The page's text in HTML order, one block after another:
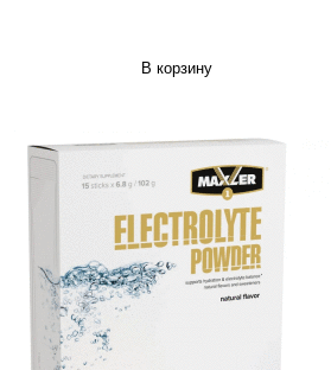
В корзину